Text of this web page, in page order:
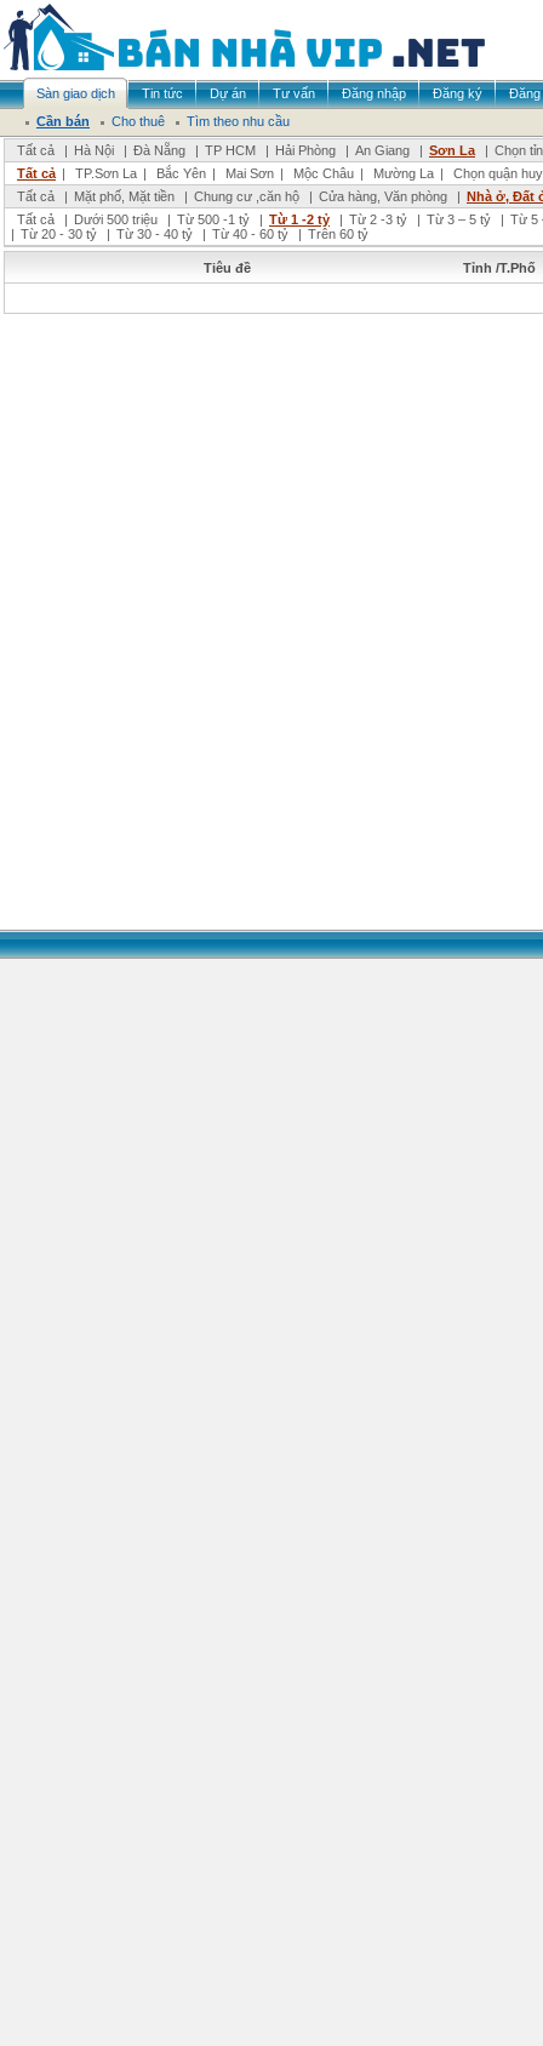
Sàn giao dịch Tin tức Dự án Tư vấn Đăng nhập Đăng ký
Đăng
Cần bán
Cho thuê
Tìm theo nhu cầu
Tất cả
| Hà Nội | Đà Nẵng | TP HCM | Hải Phòng | An Giang | Sơn La | Chọn
Tất cả | TP.Sơn La | Bắc Yên | Mai Sơn | Mộc Châu | Mường La |
Chọn quận
Tất cả
| Mặt phố, Mặt tiền | Chung cư ,căn hộ | Cửa hàng, Văn phòng | Nhà ở, Đất
Tất cả
| Dưới 500 triệu | Từ 500 -1 tỷ | Từ 1 -2 tỷ | Từ 2 -3 tỷ | Từ 3 – 5 tỷ | Từ 5
| Từ 20 - 30 tỷ | Từ 30 - 40 tỷ | Từ 40 - 60 tỷ | Trên 60 tỷ
Tiêu đề Tỉnh /T.Phố